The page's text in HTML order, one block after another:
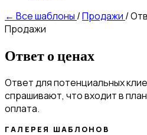
← Все шаблоны /Продажи /
Продажи
Ответ о ценах
Ответ для потенциальных
спрашивают, что входит в
оплата.
ГАЛЕРЕЯ ШАБЛОНОВ